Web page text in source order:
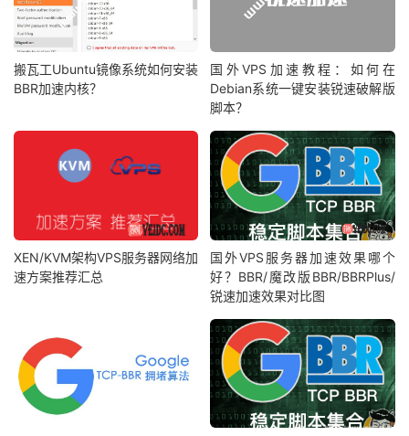
搬瓦工Ubuntu镜像系统如何安装
BBR加速内核？
国外VPS加速教程：如何在
Debian系统一键安装锐速破解版
脚本？
XEN/KVM架构VPS服务器网络加
速方案推荐汇总
国外VPS服务器加速效果哪个
好？BBR/魔改版BBR/BBRPlus/
锐速加速效果对比图